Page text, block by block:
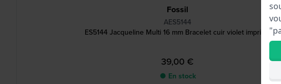
Fossil
AES5144
ES5144 Jacqueline Multi 16 mm Bracelet cuir violet imprimé
39,00 €
● En stock